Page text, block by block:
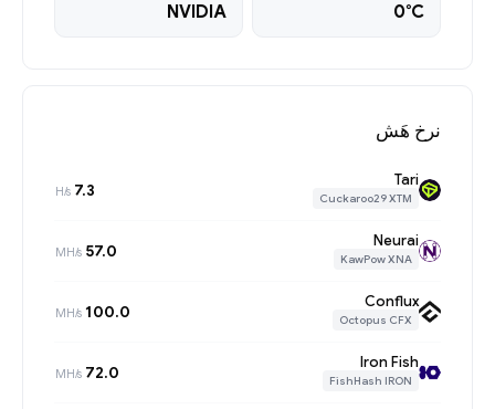
0°C
NVIDIA
نرخ هَش
Tari
Cuckaroo29 XTM
7.3
Neurai
KawPow XNA
57.0
Conflux
Octopus CFX
100.0
Iron Fish
FishHash IRON
72.0